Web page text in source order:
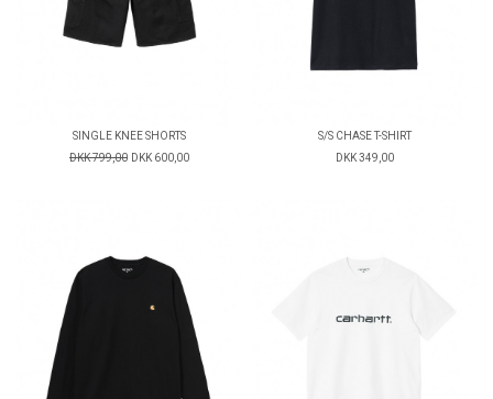
SINGLE KNEE SHORTS
DKK 799,00 DKK 600,00
S/S CHASE T-SHIRT
DKK 349,00